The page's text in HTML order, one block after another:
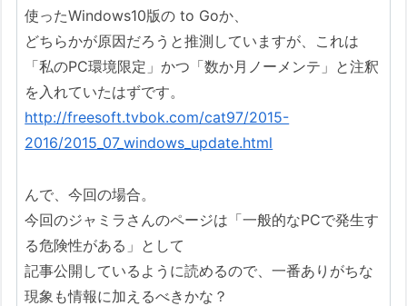
使ったWindows10版の to Goか、
どちらかが原因だろうと推測していますが、これは
「私のPC環境限定」かつ「数か月ノーメンテ」と注釈
を入れていたはずです。
http://freesoft.tvbok.com/cat97/2015-
2016/2015_07_windows_update.html
んで、今回の場合。
今回のジャミラさんのページは「一般的なPCで発生す
る危険性がある」として
記事公開しているように読めるので、一番ありがちな
現象も情報に加えるべきかな？